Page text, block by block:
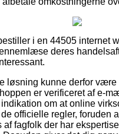
i en 44505 internet
deres
løsning kunne derfor
er verificeret af e-
om at online
officielle regler, foruden
af fagfolk der har